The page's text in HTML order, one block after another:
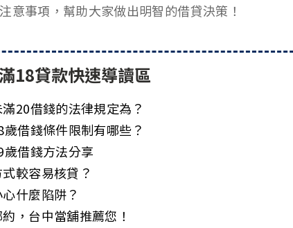
意事項，幫助大家做出明智的借貸決策！
18貸款快速導讀區
20借錢的法律規定為？
借錢條件限制有哪些？
借錢方法分享
較容易核貸？
什麼陷阱？
，台中當舖推薦您！